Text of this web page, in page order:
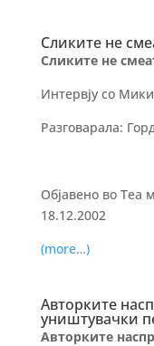
Сликите не
Сликите не
Интервју со
Разговарала:
Објавено во Теа
18.12.2002
(more…)
Авторките
уништувачки
Авторките